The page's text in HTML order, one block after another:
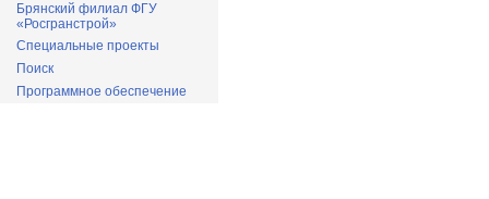
Брянский филиал ФГУ
«Росгранстрой»
Специальные проекты
Поиск
Программное обеспечение